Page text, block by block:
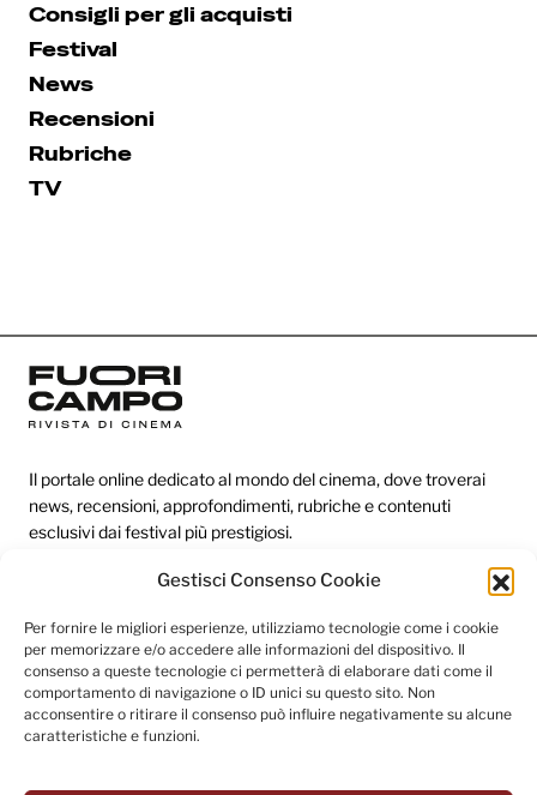
Gestisci Consenso Cookie
Per fornire le migliori esperienze, utilizziamo tecnologie come i cookie
per memorizzare e/o accedere alle informazioni del dispositivo. Il
consenso a queste tecnologie ci permetterà di elaborare dati come il
comportamento di navigazione o ID unici su questo sito. Non
acconsentire o ritirare il consenso può influire negativamente su alcune
caratteristiche e funzioni.
Consigli per gli acquisti
Festival
News
Recensioni
Rubriche
TV
Il portale online dedicato al mondo del cinema, dove troverai
news, recensioni, approfondimenti, rubriche e contenuti
esclusivi dai festival più prestigiosi.
Redazione
Categorie
Link utili